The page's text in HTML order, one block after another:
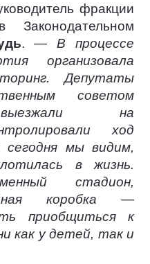
фракции
. —В процессе
организовала
Депутаты
советом
на
ход
мы видим,
в жизнь.
стадион,
коробка —
приобщиться к
как у детей, так и